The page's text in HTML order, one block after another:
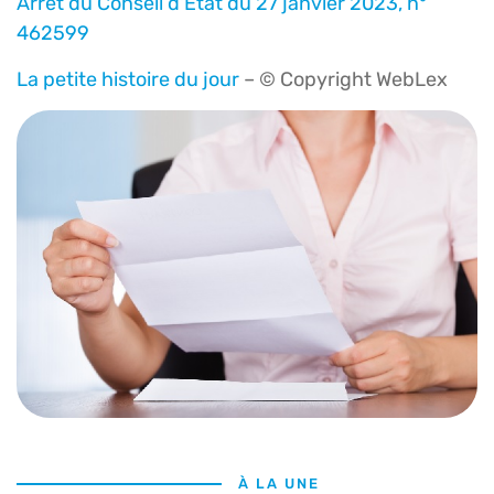
462599
La petite histoire du jour – © Copyright WebLex
À LA UNE